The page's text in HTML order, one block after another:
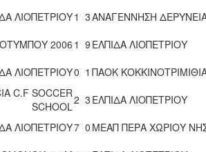
ΛΙΟΠΕΤΡΙΟΥ1 3ΑΝΑΓΕΝΝΗΣΗ
20061 9 ΕΛΠΙΔΑ ΛΙΟΠΕΤΡΙΟΥ
ΛΙΟΠΕΤΡΙΟΥ0 1 ΠΑΟΚ
C.F SOCCER
SCHOOL2 3 ΕΛΠΙΔΑ ΛΙΟΠΕΤΡΙΟΥ
ΛΙΟΠΕΤΡΙΟΥ7 0 ΜΕΑΠ ΠΕΡΑ ΧΩΡΙΟΥ